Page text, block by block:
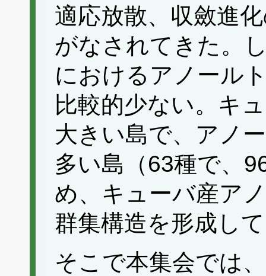
適応放散、収斂進
がなされてきた。
におけるアノール
比較的少ない。キ
大きい島で、アノ
多い島（63種で、
め、キューバ産ア
群集構造を形成し
そこで本集会では